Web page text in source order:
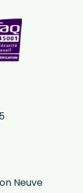
Neuve